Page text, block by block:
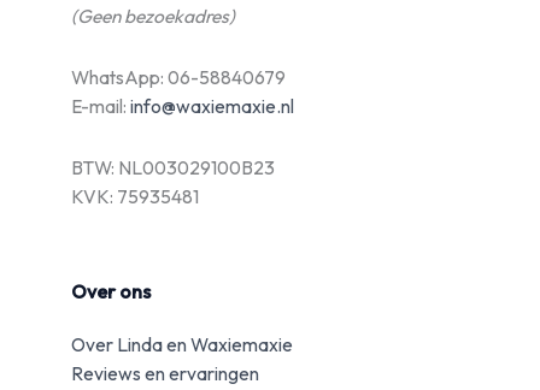
(Geen bezoekadres)
WhatsApp: 06-58840679
E-mail: info@waxiemaxie.nl
BTW: NL003029100B23
KVK: 75935481
Over ons
Over Linda en Waxiemaxie
Reviews en ervaringen